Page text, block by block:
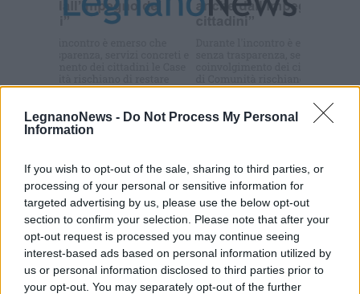
LegnanoNews - Do Not Process My Personal
Information
If you wish to opt-out of the sale, sharing to third parties, or
processing of your personal or sensitive information for
targeted advertising by us, please use the below opt-out
section to confirm your selection. Please note that after your
opt-out request is processed you may continue seeing
interest-based ads based on personal information utilized by
us or personal information disclosed to third parties prior to
your opt-out. You may separately opt-out of the further
newsletter
Accedioregistratiper commentare questo
articolo.
L'email è richiesta ma non verrà mostrata ai visitatori. Il contenuto di questo
commento esprime il pensiero dell'autore e non rappresenta la linea editoriale
di VareseNews.it, che rimane autonoma e indipendente. I messaggi inclusi nei
commenti non sono testi giornalistici, ma post inviati dai singoli lettori che
possono essere automaticamente pubblicati senza filtro preventivo. I commenti
che includano uno o più link a siti esterni verranno rimossi in automatico dal
sistema.